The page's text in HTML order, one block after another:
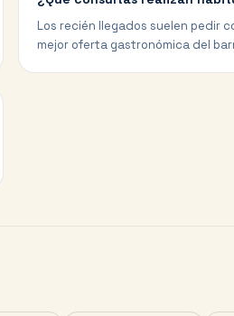
Los recién llegados suelen pedir
mejor oferta gastronómica del